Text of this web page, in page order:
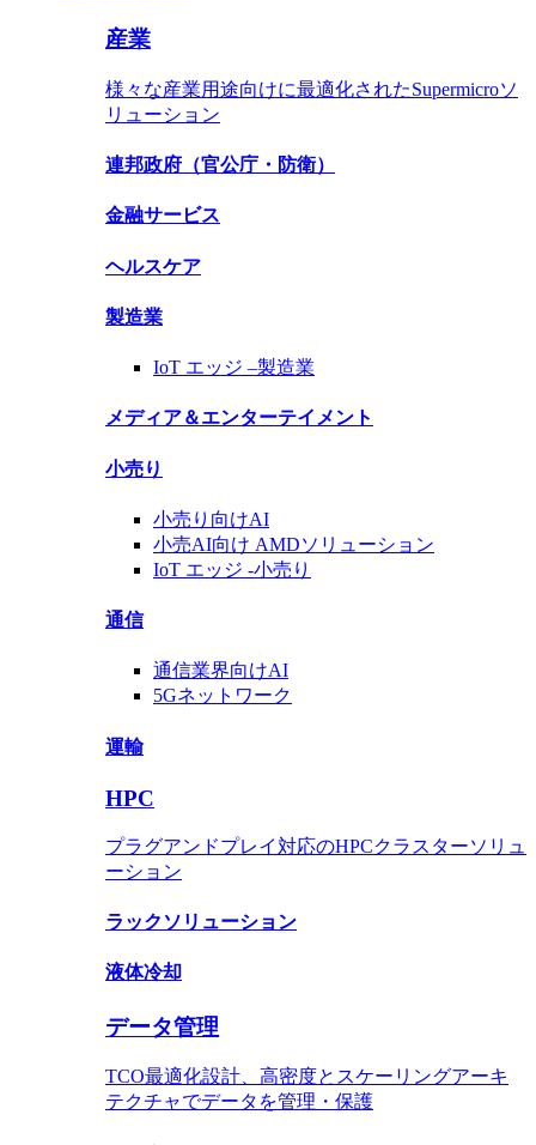
産業
様々な産業用途向けに最適化されたSupermicroソ
リューション
連邦政府（官公庁・防衛）
金融サービス
ヘルスケア
製造業
IoT エッジ –製造業
メディア＆エンターテイメント
小売り
小売り向けAI
小売AI向け AMDソリューション
IoT エッジ -小売り
通信
通信業界向けAI
5Gネットワ​​ーク
運輸
HPC
プラグアンドプレイ対応のHPCクラスターソリュ
ーション
ラックソリューション
液体冷却
データ管理
TCO最適化設計、高密度とスケーリングアーキ
テクチャでデータを管理・保護